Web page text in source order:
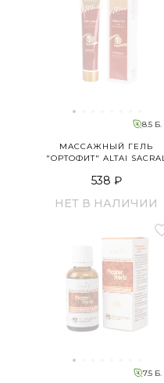
8.5 Б.
МАССАЖНЫЙ ГЕЛЬ
"ОРТОФИТ" ALTAI SACRAL
538 ₽
НЕТ В НАЛИЧИИ
7.5 Б.